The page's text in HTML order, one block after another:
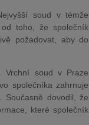
soud v témže
toho, že společník
požadovat, aby do
Vrchní soud v Praze
společníka zahrnuje
Současně dovodil, že
které společník